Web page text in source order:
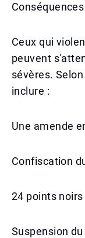
Ceux qui
peuvent
sévères.
inclure :
Une amende
Confiscation
24 points
Suspension